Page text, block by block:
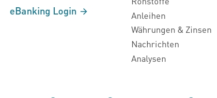
eBanking Login
Anleihen
Währungen & Zinsen
Nachrichten
Analysen